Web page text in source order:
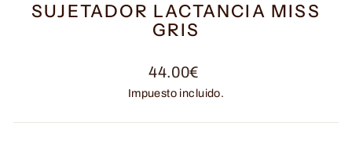
SUJETADOR LACTANCIA MISS
GRIS
Precio
habitual
44.00€
Impuesto incluido.